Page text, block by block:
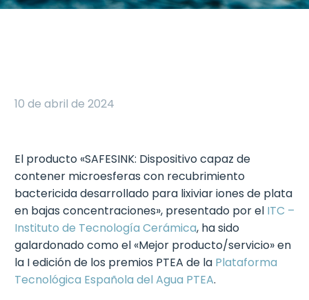
10 de abril de 2024
El producto «SAFESINK: Dispositivo capaz de
contener microesferas con recubrimiento
bactericida desarrollado para lixiviar iones de plata
en bajas concentraciones», presentado por el ITC –
Instituto de Tecnología Cerámica, ha sido
galardonado como el «Mejor producto/servicio» en
la I edición de los premios PTEA de la Plataforma
Tecnológica Española del Agua PTEA.